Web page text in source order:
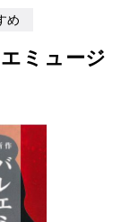
め
ミュージ